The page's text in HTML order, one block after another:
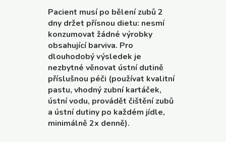
Pacient musí po bělení zubů 2
dny držet přísnou dietu: nesmí
konzumovat žádné výrobky
obsahující barviva. Pro
dlouhodobý výsledek je
nezbytné věnovat ústní dutině
příslušnou péči (používat kvalitní
pastu, vhodný zubní kartáček,
ústní vodu, provádět čištění zubů
a ústní dutiny po každém jídle,
minimálně 2x denně).